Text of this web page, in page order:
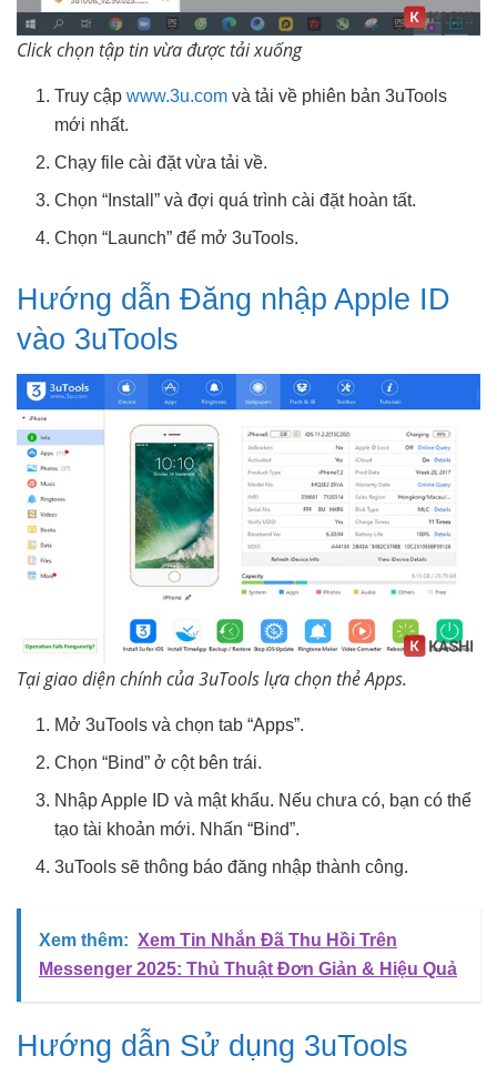
Click chọn tập tin vừa được tải xuống
Truy cậpwww.3u.com và tải về phiên bản 3uTools
mới nhất.
Chạy file cài đặt vừa tải về.
Chọn “Install” và đợi quá trình cài đặt hoàn tất.
Chọn “Launch” để mở 3uTools.
Hướng dẫn Đăng nhập Apple ID
vào 3uTools
Tại giao diện chính của 3uTools lựa chọn thẻ Apps.
Mở 3uTools và chọn tab “Apps”.
Chọn “Bind” ở cột bên trái.
Nhập Apple ID và mật khẩu. Nếu chưa có, bạn có thể
tạo tài khoản mới. Nhấn “Bind”.
3uTools sẽ thông báo đăng nhập thành công.
Xem thêm: Xem Tin Nhắn Đã Thu Hồi Trên
Messenger 2025: Thủ Thuật Đơn Giản & Hiệu Quả
Hướng dẫn Sử dụng 3uTools